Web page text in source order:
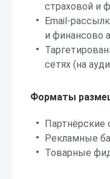
страховой и
Email-
и финансово
сетях (на
Форматы
Партнёрские
Рекламные
Товарные